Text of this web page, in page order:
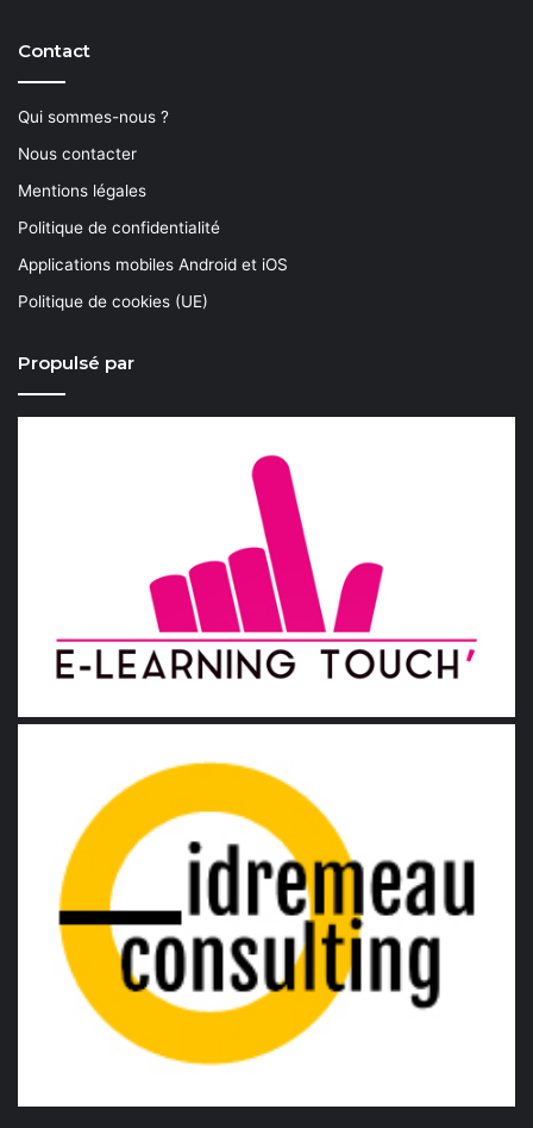
Contact
Qui sommes-nous ?
Nous contacter
Mentions légales
Politique de confidentialité
Applications mobiles Android et iOS
Politique de cookies (UE)
Propulsé par